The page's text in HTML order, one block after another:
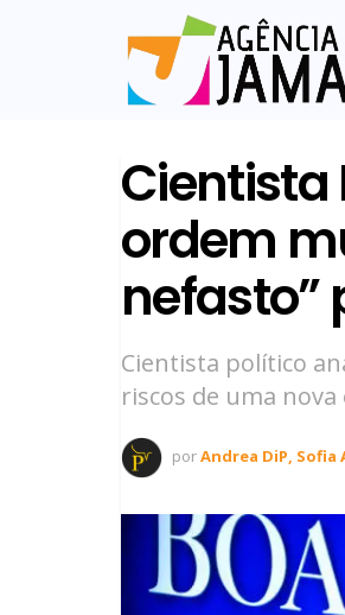
Cientista
ordem
nefasto”
Cientista político
riscos de uma
porAndrea DiP,